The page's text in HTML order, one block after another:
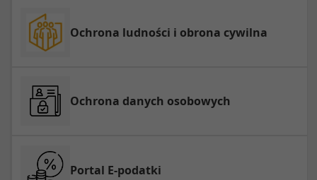
Ochrona ludności i obrona cywilna
Ochrona danych osobowych
Portal E-podatki